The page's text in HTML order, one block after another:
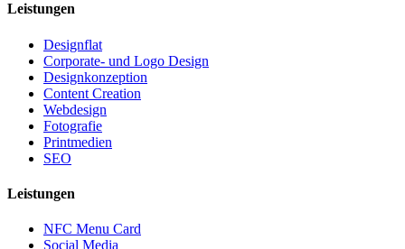
Leistungen
Designflat
Corporate- und Logo Design
Designkonzeption
Content Creation
Webdesign
Fotografie
Printmedien
SEO
Leistungen
NFC Menu Card
Social Media